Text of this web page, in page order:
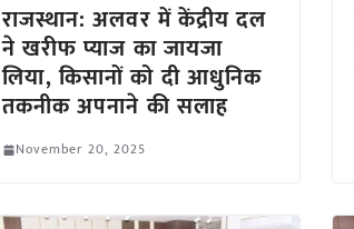
राजस्थान: अलवर में केंद्रीय दल
ने खरीफ प्याज का जायजा
लिया, किसानों को दी आधुनिक
तकनीक अपनाने की सलाह
November 20, 2025